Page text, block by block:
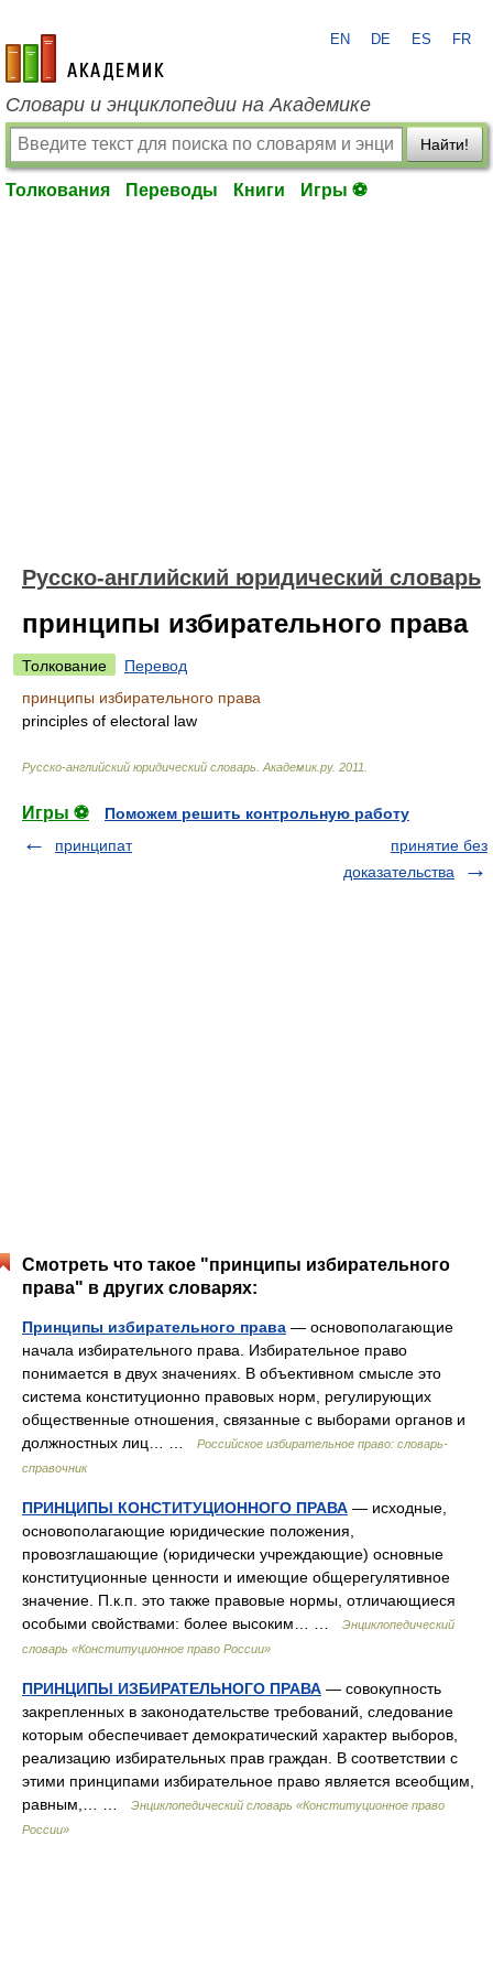
academic.ru
EN DE ES FR
Словари и энциклопедии на Академике
Найти!
Толкования Переводы Книги Игры ⚽
Русско-английский юридический словарь
принципы избирательного права
Толкование
Перевод
принципы избирательного права
principles of electoral law
Русско-английский юридический словарь Академик.ру. 2011
Игры ⚽
Поможем решить контрольную работу
принципат
принятие без
доказательства
Смотреть что такое "принципы избирательного
права" в других словарях:
Принципы избирательного права — основополагающие
начала избирательного права. Избирательное право
понимается в двух значениях. В объективном смысле это
система конституционно правовых норм, регулирующих
общественные отношения, связанные с выборами органов и
должностных лиц… …
Российское избирательное право: словарь-
справочник
ПРИНЦИПЫ КОНСТИТУЦИОННОГО ПРАВА — исходные,
основополагающие юридические положения,
провозглашающие (юридически учреждающие) основные
конституционные ценности и имеющие общерегулятивное
значение. П.к.п. это также правовые нормы, отличающиеся
особыми свойствами: более высоким… …
Энциклопедический
словарь «Конституционное право России»
ПРИНЦИПЫ ИЗБИРАТЕЛЬНОГО ПРАВА — совокупность
закрепленных в законодательстве требований, следование
которым обеспечивает демократический характер выборов,
реализацию избирательных прав граждан. В соответствии с
этими принципами избирательное право является всеобщим,
равным,… …
Энциклопедический словарь «Конституционное право
России»